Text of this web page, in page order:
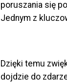
poruszania się
Jednym z
Dzięki temu
dojdzie do